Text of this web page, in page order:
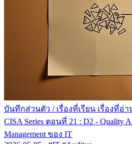
บันทึกส่วนตัว / เรื่องที่เรียน เรื่องที่อ่า
CISA Series ตอนที่ 21 : D2 - Quality
Management ของ IT